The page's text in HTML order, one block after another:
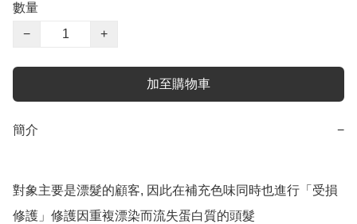
數量
−
+
加至購物車
簡介 −
對象主要是漂髮的顧客, 因此在補充色味同時也進行「受損
修護」修護因重複漂染而流失蛋白質的頭髮